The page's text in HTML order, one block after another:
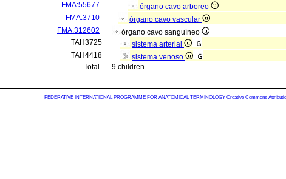
FMA:55677
órgano cavo arboreo
FMA:3710
órgano cavo vascular
FMA:312602
órgano cavo sanguíneo
TAH3725
sistema arterial
TAH4418
sistema venoso
Total
9 children
FEDERATIVE INTERNATIONAL PROGRAMME FOR ANATOMICAL TERMINOLOGY Creative Commons